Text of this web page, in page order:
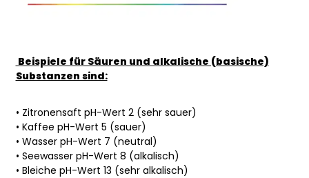
Beispiele für Säuren und alkalische (basische)
Substanzen sind:
• Zitronensaft pH-Wert 2 (sehr sauer)
• Kaffee pH-Wert 5 (sauer)
• Wasser pH-Wert 7 (neutral)
• Seewasser pH-Wert 8 (alkalisch)
• Bleiche pH-Wert 13 (sehr alkalisch)